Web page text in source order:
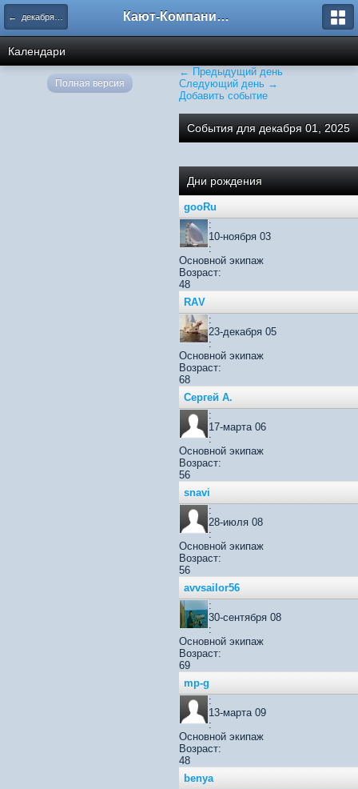
← декабря 2025 Кают-Компания "Катера и Яхты"
Календари
← Предыдущий день
Следующий день →
Добавить событие
События для декабря 01, 2025
Дни рождения
gooRu
:
10-ноября 03
:
Основной экипаж
Возраст:
48
RАV
:
23-декабря 05
:
Основной экипаж
Возраст:
68
Сергей А.
:
17-марта 06
:
Основной экипаж
Возраст:
56
snavi
:
28-июля 08
:
Основной экипаж
Возраст:
56
avvsailor56
:
30-сентября 08
:
Основной экипаж
Возраст:
69
mp-g
:
13-марта 09
:
Основной экипаж
Возраст:
48
benya
Полная версия